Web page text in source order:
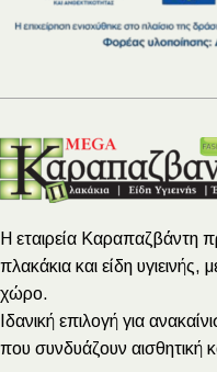
Η εταιρεία Καραπαζβάντη
πλακάκια και είδη υγιεινής,
χώρο.
Ιδανική επιλογή για
που συνδυάζουν αισθητική